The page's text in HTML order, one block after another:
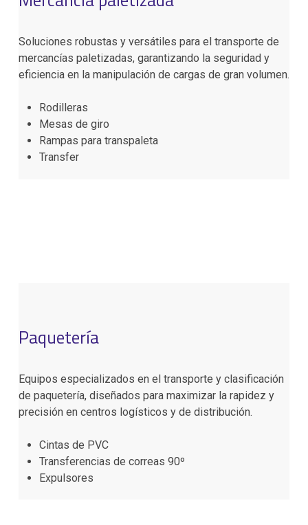
Soluciones robustas y versátiles para el transporte de
mercancías paletizadas, garantizando la seguridad y
eficiencia en la manipulación de cargas de gran volumen.
Rodilleras
Mesas de giro
Rampas para transpaleta
Transfer
Paquetería
Equipos especializados en el transporte y clasificación
de paquetería, diseñados para maximizar la rapidez y
precisión en centros logísticos y de distribución.
Cintas de PVC
Transferencias de correas 90º
Expulsores